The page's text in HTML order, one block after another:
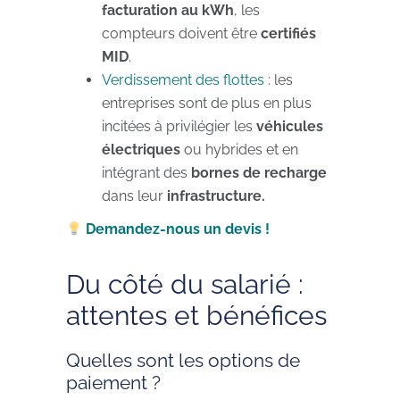
facturation au kWh, les
compteurs doivent être certifiés
MID.
Verdissement des flottes : les
entreprises sont de plus en plus
incitées à privilégier les véhicules
électriques ou hybrides et en
intégrant des bornes de recharge
dans leur infrastructure.
Demandez-nous un devis !
Du côté du salarié :
attentes et bénéfices
Quelles sont les options de
paiement ?